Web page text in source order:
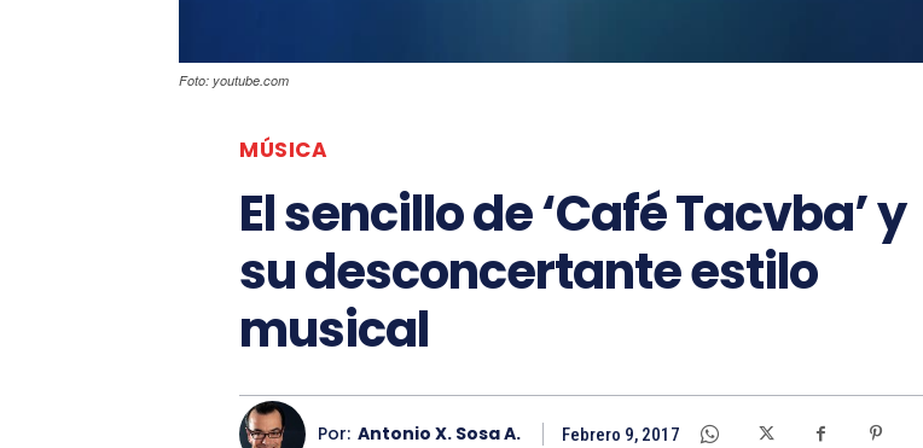
Foto: youtube.com
MÚSICA
El sencillo de ‘Café Tacvba’ y
su desconcertante estilo
musical
Por: Antonio X. Sosa A. Febrero 9, 2017